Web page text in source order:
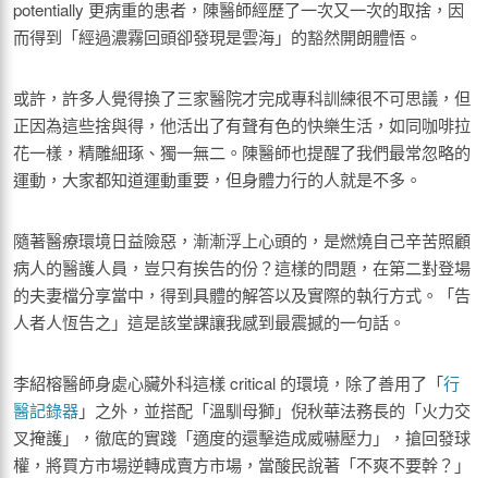
potentially 更病重的患者，陳醫師經歷了一次又一次的取捨，因
而得到「經過濃霧回頭卻發現是雲海」的豁然開朗體悟。
或許，許多人覺得換了三家醫院才完成專科訓練很不可思議，但
正因為這些捨與得，他活出了有聲有色的快樂生活，如同咖啡拉
花一樣，精雕細琢、獨一無二。陳醫師也提醒了我們最常忽略的
運動，大家都知道運動重要，但身體力行的人就是不多。
隨著醫療環境日益險惡，漸漸浮上心頭的，是燃燒自己辛苦照顧
病人的醫護人員，豈只有挨告的份？這樣的問題，在第二對登場
的夫妻檔分享當中，得到具體的解答以及實際的執行方式。「告
人者人恆告之」這是該堂課讓我感到最震撼的一句話。
李紹榕醫師身處心臟外科這樣 critical 的環境，除了善用了「行
醫記錄器」之外，並搭配「溫馴母獅」倪秋華法務長的「火力交
叉掩護」，徹底的實踐「適度的還擊造成威嚇壓力」，搶回發球
權，將買方市場逆轉成賣方市場，當酸民說著「不爽不要幹？」